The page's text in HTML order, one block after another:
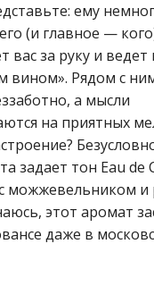
ему
(и главное —
вас за руку и ведет
вином». Рядом с
а мысли
на приятных
задает тон Eau de
можжевельником
этот аромат
даже в